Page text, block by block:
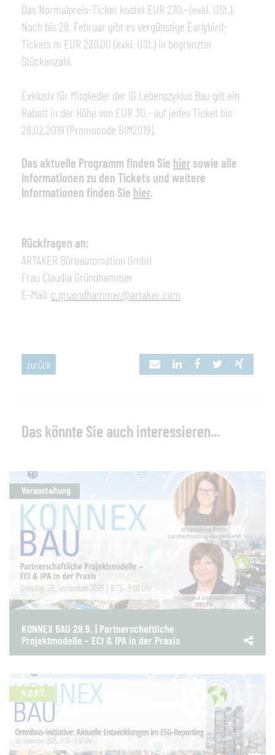
Das Normalpreis-Ticket kostet EUR 270,- (exkl. USt.).
Noch bis 28. Februar gibt es vergünstige Earlybird-
Tickets m EUR 230,00 (exkl. USt.) in begrenzter
Stückanzahl.
Exklusiv für Mitglieder der IG Lebenszyklus Bau gilt ein
Rabatt in der Höhe von EUR 30,- auf jedes Ticket bis
28.02.2019 (Promocode BIM2019).
Das aktuelle Programm finden Sie hier sowie alle
Informationen zu den Tickets und weitere
Informationen finden Sie hier.
Rückfragen an:
ARTAKER Büroautomation GmbH
Frau Claudia Gründhammer
E-Mail: c.gruendhammer@artaker.com
zurück
Das könnte Sie auch interessieren...
Veranstaltung
KONNEX BAU 29.9. | Partnerschaftliche
Projektmodelle – ECI & IPA in der Praxis
K.O.P.T.